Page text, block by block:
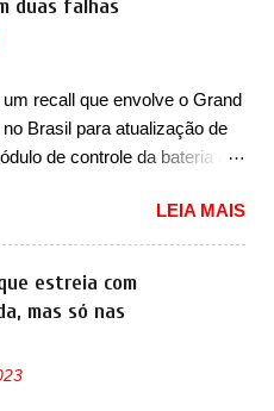
era lançada a nova
nova geração feita do
de "Bolinha" por suas formas
Além do Gol, outro
versão hatchback do Logus
de um ano de atraso. A
foi marcava pelos
japoneses e coreanos
Os importados que mais se
duas falhas
recall que envolve o Grand
Brasil para atualização de
de controle da bateria e
no dia 10 de outubro de 2025
envolve os proprietários do
4xe, em sua versão única
de ano/modelo 2023 e
mais próxima para a solução
LEIA MAIS
estreia com
mas só nas